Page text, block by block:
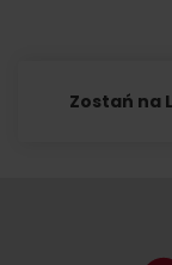
Zostań na